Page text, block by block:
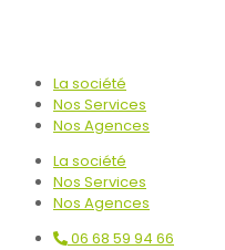
La société
Nos Services
Nos Agences
La société
Nos Services
Nos Agences
06 68 59 94 66